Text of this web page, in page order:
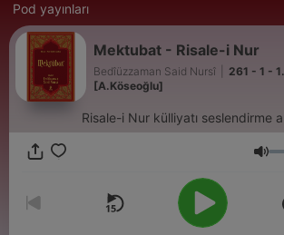
Pod yayınları
Mektubat - Risale-i Nur
Bedîüzzaman Said Nursî
261 - 1 -
[A.Köseoğlu]
Risale-i Nur külliyatı seslendirme
Ses